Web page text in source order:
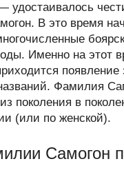
удостаивалось
В это время
Именно на этот
появление
Фамилия
поколения в
(или по женской).
Самогон